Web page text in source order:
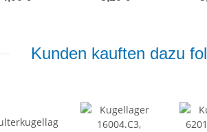
Kunden kauften dazu